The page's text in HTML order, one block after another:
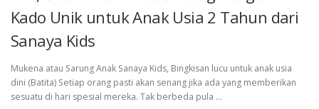
Kado Unik untuk Anak Usia 2 Tahun dari
Sanaya Kids
Mukena atau Sarung Anak Sanaya Kids, Bingkisan lucu untuk anak usia
dini (Batita) Setiap orang pasti akan senang jika ada yang memberikan
sesuatu di hari spesial mereka. Tak berbeda pula …